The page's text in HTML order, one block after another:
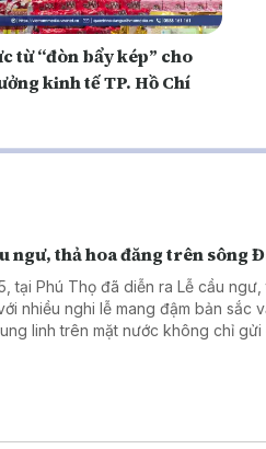
từ “đòn bẩy kép” cho
kinh tế TP. Hồ Chí
ngư, thả hoa đăng trên sông
tại Phú Thọ đã diễn ra Lễ cầu
nhiều nghi lễ mang đậm bản sắc
linh trên mặt nước không chỉ